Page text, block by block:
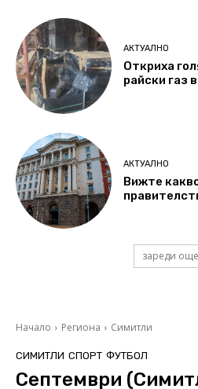
АКТУАЛНО
Откриха
райски газ
АКТУАЛНО
Вижте
зареди още